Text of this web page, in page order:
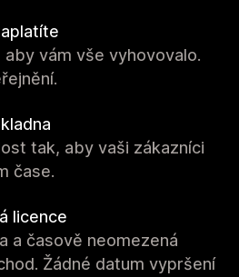
vám vše vyhovovalo.
tak, aby vaši zákazníci
čase.
licence
a časově neomezená
Žádné datum vypršení